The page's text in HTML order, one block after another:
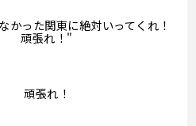
かった関東に絶対いってくれ！
頑張れ！"
頑張れ！